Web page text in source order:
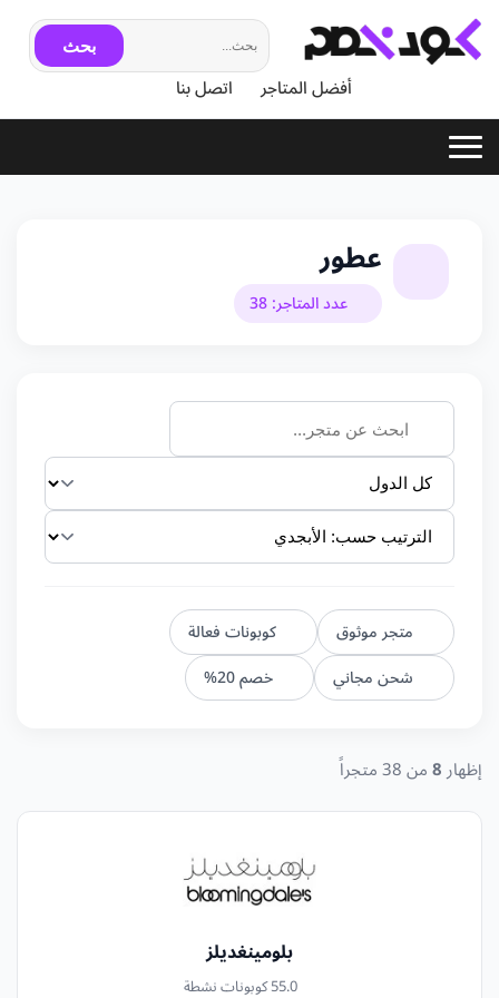
بحث
أفضل المتاجر اتصل بنا
عطور
عدد المتاجر: 38
متجر موثوق
كوبونات فعالة
شحن مجاني
خصم 20%
إظهار8من 38 متجراً
بلومينغديلز
5.05 كوبونات نشطة